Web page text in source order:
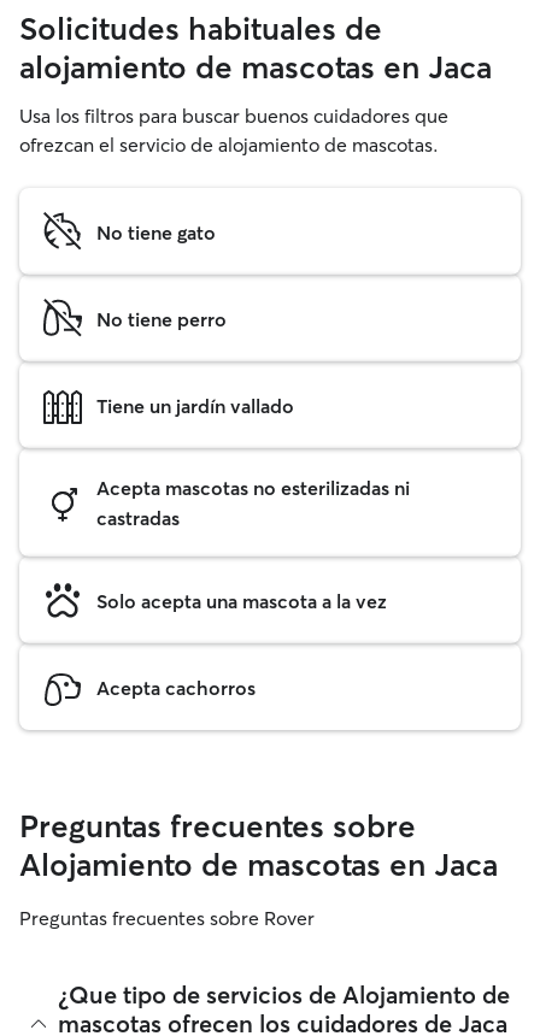
Solicitudes habituales de
alojamiento de mascotas en Jaca
Usa los filtros para buscar buenos cuidadores que
ofrezcan el servicio de alojamiento de mascotas.
No tiene gato
No tiene perro
Tiene un jardín vallado
Acepta mascotas no esterilizadas ni
castradas
Solo acepta una mascota a la vez
Acepta cachorros
Preguntas frecuentes sobre
Alojamiento de mascotas en Jaca
Preguntas frecuentes sobre Rover
¿Que tipo de servicios de Alojamiento de
mascotas ofrecen los cuidadores de Jaca